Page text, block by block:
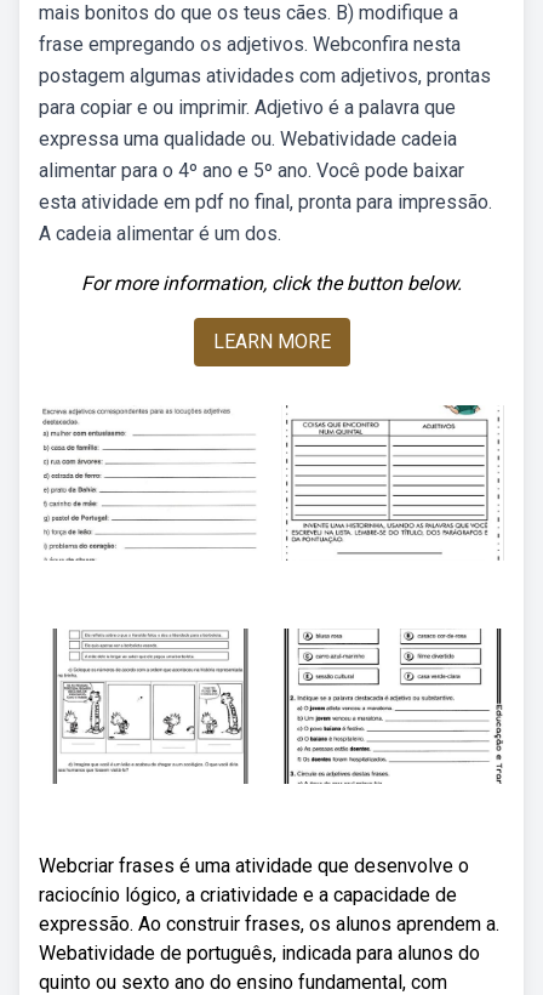
mais bonitos do que os teus cães. B) modifique a
frase empregando os adjetivos. Webconfira nesta
postagem algumas atividades com adjetivos, prontas
para copiar e ou imprimir. Adjetivo é a palavra que
expressa uma qualidade ou. Webatividade cadeia
alimentar para o 4º ano e 5º ano. Você pode baixar
esta atividade em pdf no final, pronta para impressão.
A cadeia alimentar é um dos.
For more information, click the button below.
LEARN MORE
Webcriar frases é uma atividade que desenvolve o
raciocínio lógico, a criatividade e a capacidade de
expressão. Ao construir frases, os alunos aprendem a.
Webatividade de português, indicada para alunos do
quinto ou sexto ano do ensino fundamental, com